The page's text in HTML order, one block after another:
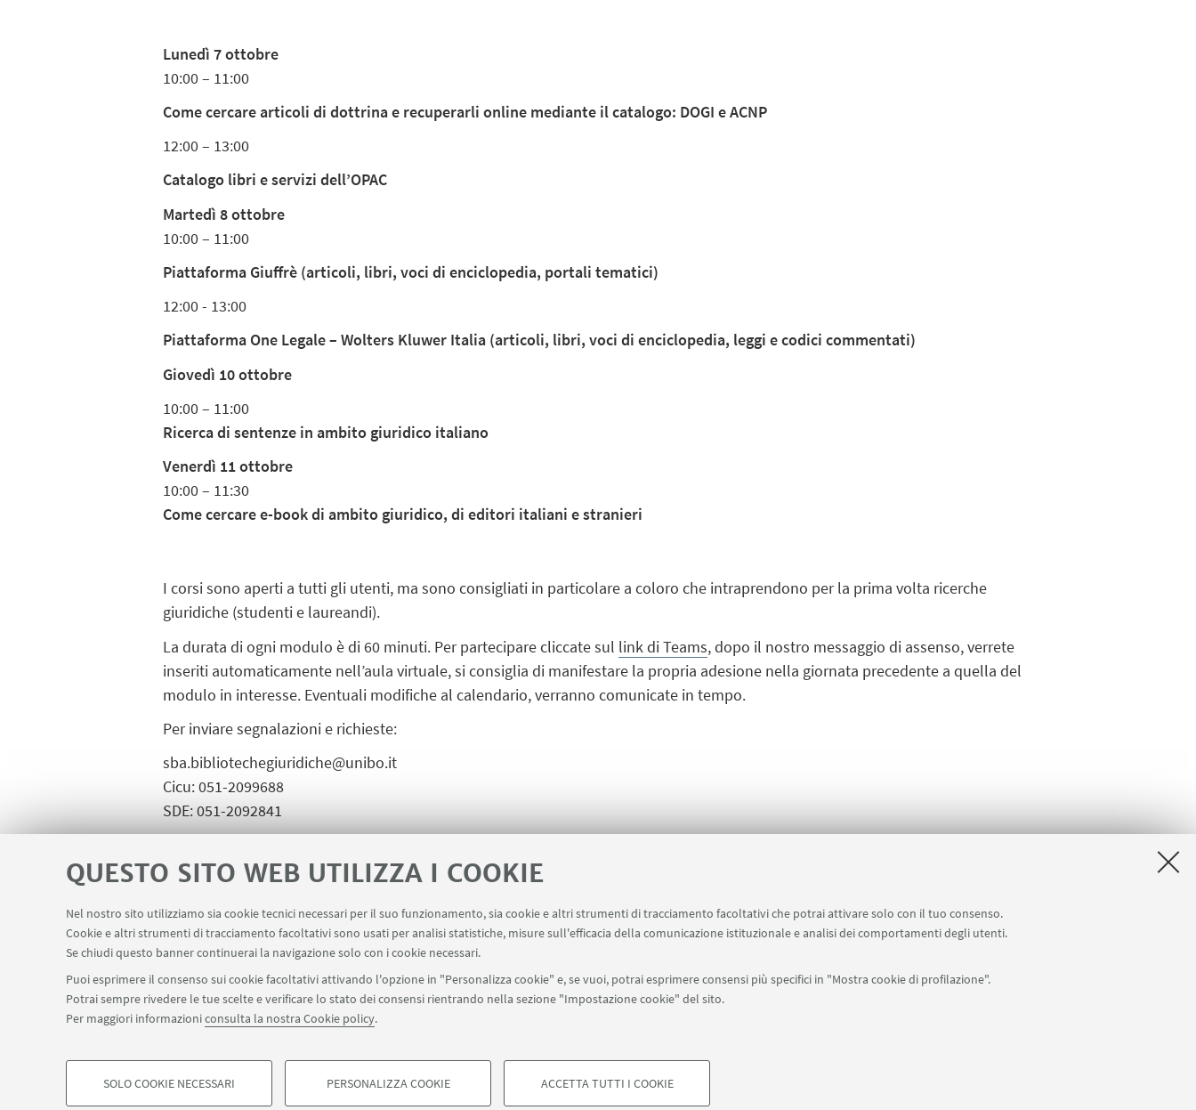
QUESTO SITO WEB UTILIZZA I COOKIE
Nel nostro sito utilizziamo sia cookie tecnici necessari per il suo funzionamento, sia cookie e altri strumenti di tracciamento facoltativi che potrai attivare solo con il tuo consenso.
Cookie e altri strumenti di tracciamento facoltativi sono usati per analisi statistiche, misure sull'efficacia della comunicazione istituzionale e analisi dei comportamenti degli utenti.
Se chiudi questo banner continuerai la navigazione solo con i cookie necessari.
Puoi esprimere il consenso sui cookie facoltativi attivando l'opzione in "Personalizza cookie" e, se vuoi, potrai esprimere consensi più specifici in "Mostra cookie di profilazione".
Potrai sempre rivedere le tue scelte e verificare lo stato dei consensi rientrando nella sezione "Impostazione cookie" del sito.
Per maggiori informazioniconsulta la nostra Cookie policy.
COOKIE DI PROFILAZIONE - FACOLTATIVI COOKIE TECNICI - NECESSARI
SOLO COOKIE NECESSARI PERSONALIZZA COOKIE ACCETTA TUTTI I COOKIE
Lunedì 7 ottobre
10:00 – 11:00
Come cercare articoli di dottrina e recuperarli online mediante il catalogo: DOGI e ACNP
12:00 – 13:00
Catalogo libri e servizi dell’OPAC
Martedì 8 ottobre
10:00 – 11:00
Piattaforma Giuffrè (articoli, libri, voci di enciclopedia, portali tematici)
12:00 - 13:00
Piattaforma One Legale – Wolters Kluwer Italia (articoli, libri, voci di enciclopedia, leggi e codici commentati)
Giovedì 10 ottobre
10:00 – 11:00
Ricerca di sentenze in ambito giuridico italiano
Venerdì 11 ottobre
10:00 – 11:30
Come cercare e-book di ambito giuridico, di editori italiani e stranieri
I corsi sono aperti a tutti gli utenti, ma sono consigliati in particolare a coloro che intraprendono per la prima volta ricerche
giuridiche (studenti e laureandi).
La durata di ogni modulo è di 60 minuti. Per partecipare cliccate sul link di Teams, dopo il nostro messaggio di assenso, verrete
inseriti automaticamente nell’aula virtuale, si consiglia di manifestare la propria adesione nella giornata precedente a quella del
modulo in interesse. Eventuali modifiche al calendario, verranno comunicate in tempo.
Per inviare segnalazioni e richieste:
sba.bibliotechegiuridiche@unibo.it
Cicu: 051-2099688
SDE: 051-2092841
IN EVIDENZA
©Copyright 2026 - ALMA MATER STUDIORUM - Università di Bologna - Via Zamboni, 33 - 40126 Bologna - PI: 01131710376 - CF: 80007010376 -